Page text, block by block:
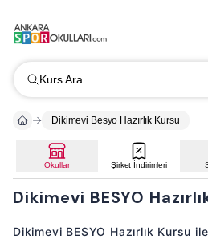
Kurs Ara
Dikimevi Besyo Hazırlık Kursu
Okullar Şirket İndirimleri
Dikimevi BESYO
Dikimevi BESYO Hazırlık Kursu